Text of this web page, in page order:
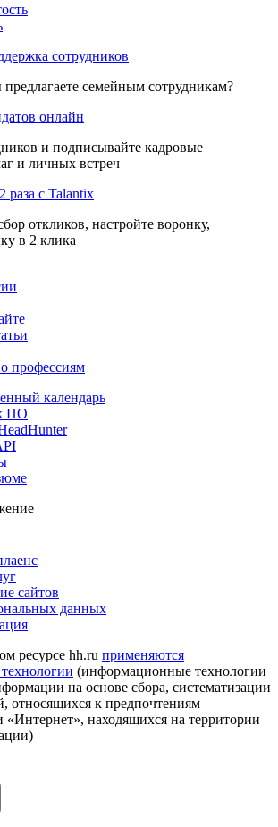
сотрудников
семейным сотрудникам?
онлайн
и подписывайте кадровые
и личных встреч
раза с Talantix
откликов, настройте воронку,
в 2 клика
профессиям
календарь
ПО
сайтов
данных
ресурсе hh.ru применяются
(информационные технологии
на основе сбора, систематизации
относящихся к предпочтениям
«Интернет», находящихся на территории